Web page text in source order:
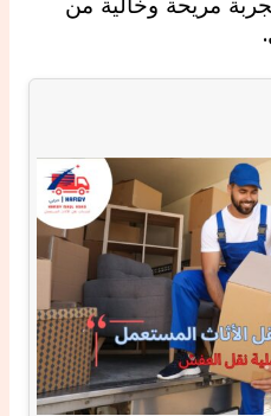
مريحة وخالية من